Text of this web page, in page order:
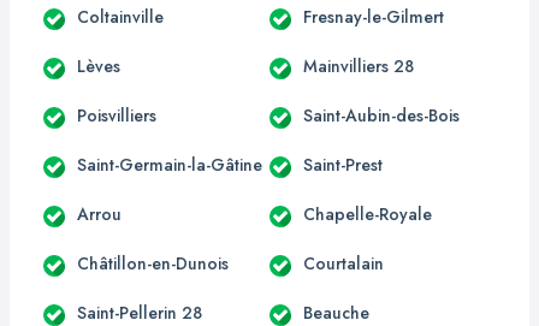
Coltainville Fresnay-le-Gilmert
Lèves Mainvilliers 28
Poisvilliers Saint-Aubin-des-Bois
Saint-Germain-la-Gâtine Saint-Prest
Arrou Chapelle-Royale
Châtillon-en-Dunois Courtalain
Saint-Pellerin 28 Beauche